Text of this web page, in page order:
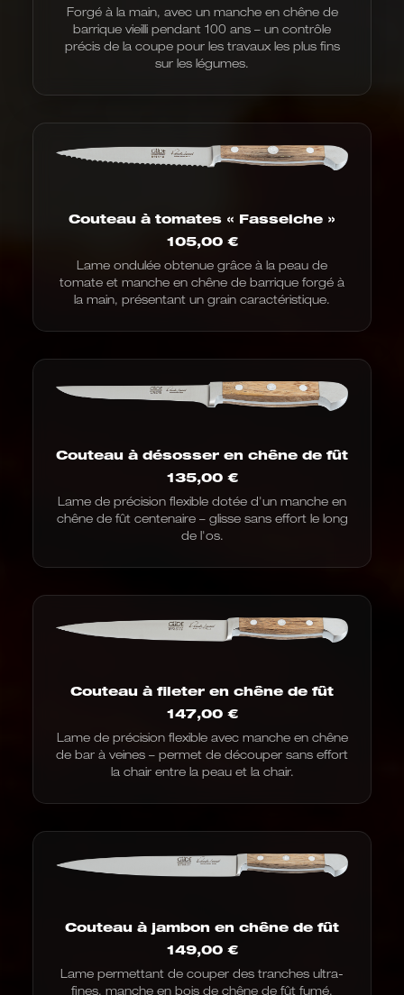
Forgé à la main, avec un manche en chêne de
barrique vieilli pendant 100 ans – un contrôle
précis de la coupe pour les travaux les plus fins
sur les légumes.
Couteau à tomates « Fasseiche »
105,00 €
Lame ondulée obtenue grâce à la peau de
tomate et manche en chêne de barrique forgé à
la main, présentant un grain caractéristique.
Couteau à désosser en chêne de fût
135,00 €
Lame de précision flexible dotée d'un manche en
chêne de fût centenaire – glisse sans effort le long
de l'os.
Couteau à fileter en chêne de fût
147,00 €
Lame de précision flexible avec manche en chêne
de bar à veines – permet de découper sans effort
la chair entre la peau et la chair.
Couteau à jambon en chêne de fût
149,00 €
Lame permettant de couper des tranches ultra-
fines, manche en bois de chêne de fût fumé.